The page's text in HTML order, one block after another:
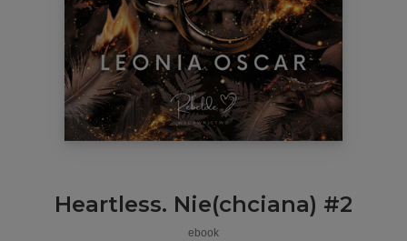
Heartless. Nie(chciana) #2
ebook